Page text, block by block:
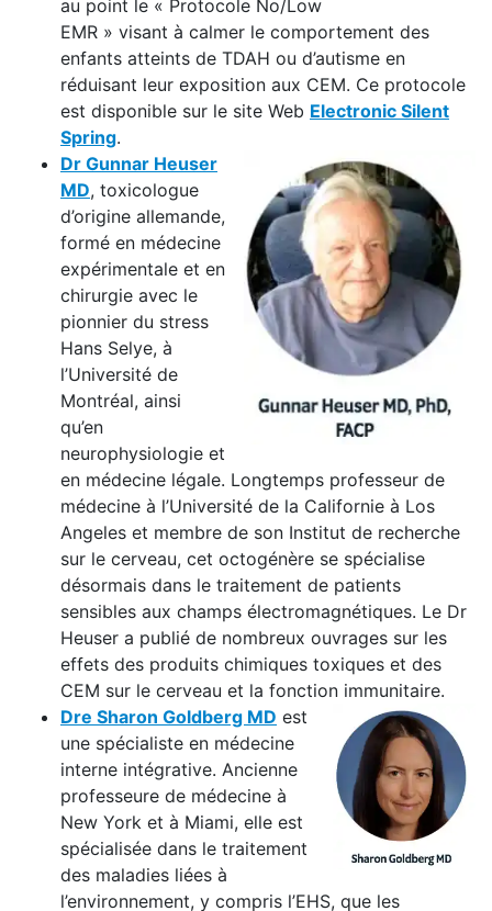
au point le « Protocole No/Low
EMR » visant à calmer le comportement des
enfants atteints de TDAH ou d’autisme en
réduisant leur exposition aux CEM. Ce protocole
est disponible sur le site Web Electronic Silent
Spring.
Dr Gunnar Heuser
MD, toxicologue
d’origine allemande,
formé en médecine
expérimentale et en
chirurgie avec le
pionnier du stress
Hans Selye, à
l’Université de
Montréal, ainsi
qu’en
neurophysiologie et
en médecine légale. Longtemps professeur de
médecine à l’Université de la Californie à Los
Angeles et membre de son Institut de recherche
sur le cerveau, cet octogénère se spécialise
désormais dans le traitement de patients
sensibles aux champs électromagnétiques. Le Dr
Heuser a publié de nombreux ouvrages sur les
effets des produits chimiques toxiques et des
CEM sur le cerveau et la fonction immunitaire.
Dre Sharon Goldberg MD est
une spécialiste en médecine
interne intégrative. Ancienne
professeure de médecine à
New York et à Miami, elle est
spécialisée dans le traitement
des maladies liées à
l’environnement, y compris l’EHS, que les